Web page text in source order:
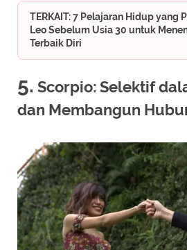
TERKAIT: 7 Pelajaran Hidup yang
Leo Sebelum Usia 30 untuk
Terbaik Diri
5. Scorpio: Selektif
dan Membangun